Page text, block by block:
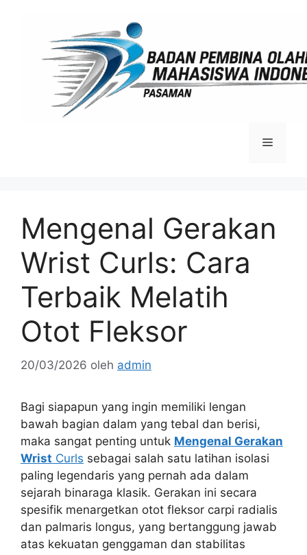
Menu
Mengenal Gerakan
Wrist Curls: Cara
Terbaik Melatih
Otot Fleksor
20/03/2026 oleh admin
Bagi siapapun yang ingin memiliki lengan
bawah bagian dalam yang tebal dan berisi,
maka sangat penting untuk Mengenal Gerakan
Wrist Curls sebagai salah satu latihan isolasi
paling legendaris yang pernah ada dalam
sejarah binaraga klasik. Gerakan ini secara
spesifik menargetkan otot fleksor carpi radialis
dan palmaris longus, yang bertanggung jawab
atas kekuatan genggaman dan stabilitas